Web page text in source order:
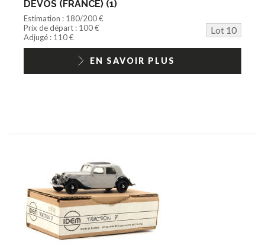
DEVOS (FRANCE) (1)
Estimation : 180/200 €
Prix de départ : 100 €
Lot 10
Adjugé : 110 €
EN SAVOIR PLUS